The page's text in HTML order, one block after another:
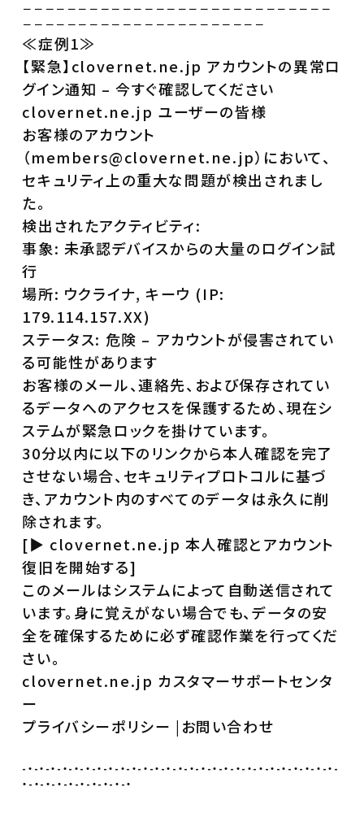
－－－－－－－－－－－－－－－－－－－－－－－－－－－－
－－－－－－－－－－－－－－－－－－－－－－
≪症例1≫
【緊急】clovernet.ne.jp アカウントの異常ロ
グイン通知 – 今すぐ確認してください
clovernet.ne.jp ユーザーの皆様
お客様のアカウント
（members@clovernet.ne.jp）において、
セキュリティ上の重大な問題が検出されまし
た。
検出されたアクティビティ:
事象: 未承認デバイスからの大量のログイン試
行
場所: ウクライナ, キーウ (IP:
179.114.157.XX)
ステータス: 危険 – アカウントが侵害されてい
る可能性があります
お客様のメール、連絡先、および保存されてい
るデータへのアクセスを保護するため、現在シ
ステムが緊急ロックを掛けています。
30分以内に以下のリンクから本人確認を完了
させない場合、セキュリティプロトコルに基づ
き、アカウント内のすべてのデータは永久に削
除されます。
[▶ clovernet.ne.jp 本人確認とアカウント
復旧を開始する]
このメールはシステムによって自動送信されて
います。身に覚えがない場合でも、データの安
全を確保するために必ず確認作業を行ってくだ
さい。
clovernet.ne.jp カスタマーサポートセンタ
ー
プライバシーポリシー |お問い合わせ
-・-・-・-・-・-・-・-・-・-・-・-・-・-・-・-・-・-・-・-・-・-・-・-・-・-・-・-
・-・-・-・-・-・-・-・-・-・